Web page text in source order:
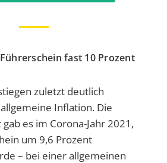
fast 10 Prozent
zuletzt deutlich
Inflation. Die
es im Corona-Jahr 2021,
um 9,6 Prozent
– bei einer allgemeinen